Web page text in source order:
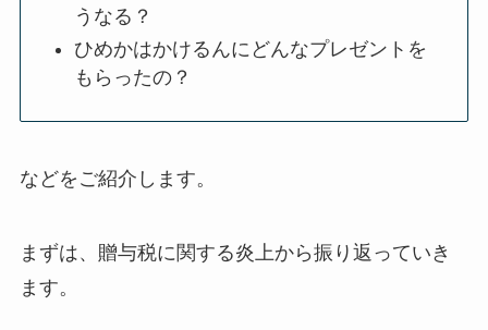
うなる？
ひめかはかけるんにどんなプレゼントを
もらったの？
などをご紹介します。
まずは、贈与税に関する炎上から振り返っていき
ます。